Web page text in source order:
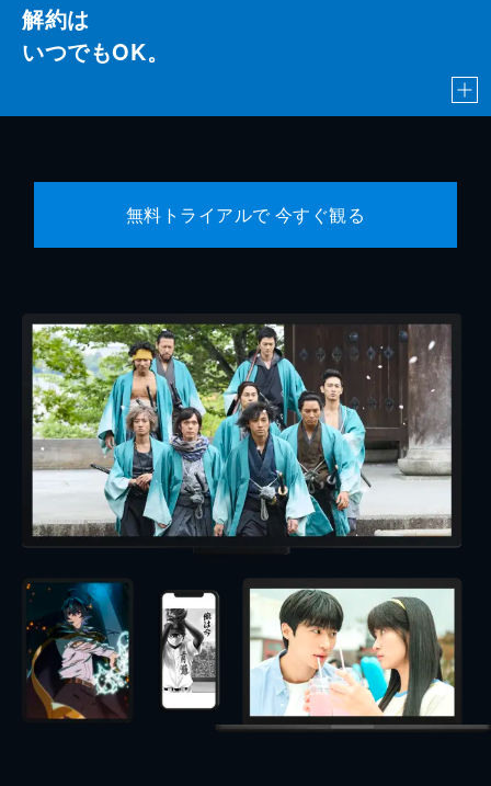
解約は
いつでもOK。
無料トライアルで 今すぐ観る